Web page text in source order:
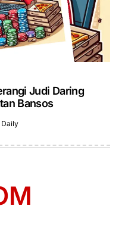
Judi Daring
Bansos
Daily